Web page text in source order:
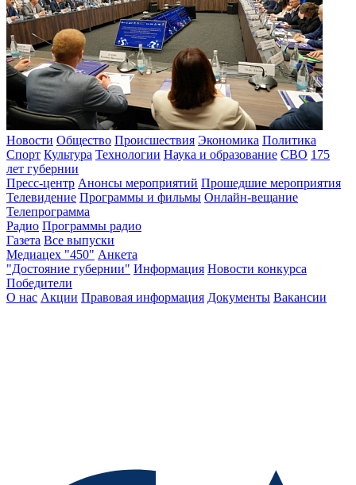
Новости Общество Происшествия Экономика Политика
Спорт Культура Технологии Наука и образование СВО 175
лет губернии
Пресс-центр Анонсы мероприятий Прошедшие мероприятия
Телевидение Программы и фильмы Онлайн-вещание
Телепрограмма
Радио Программы радио
Газета Все выпуски
Медиацех "450" Анкета
"Достояние губернии" Информация Новости конкурса
Победители
О нас Акции Правовая информация Документы Вакансии